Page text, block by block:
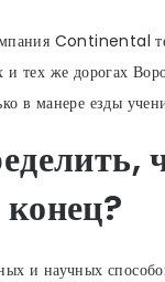
Continental
и тех же дорогах
в манере езды
и научных